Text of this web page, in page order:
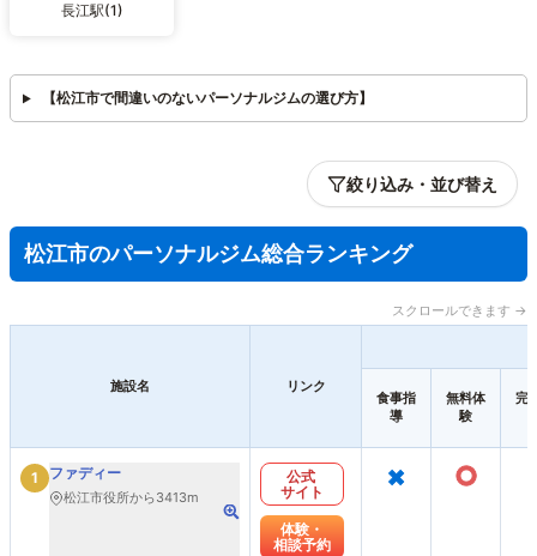
長江駅(1)
【松江市で間違いのないパーソナルジムの選び方】
絞り込み・並び替え
松江市のパーソナルジム総合ランキング
スクロールできます →
施設名 リンク
食事指
導
無料体
験
完
1 ファディー
松江市役所から3413m
公式
サイト
体験・
相談予約
× ○